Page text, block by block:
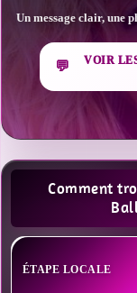
Un message clair, une
VOIR
Comment
ÉTAPE LOCALE